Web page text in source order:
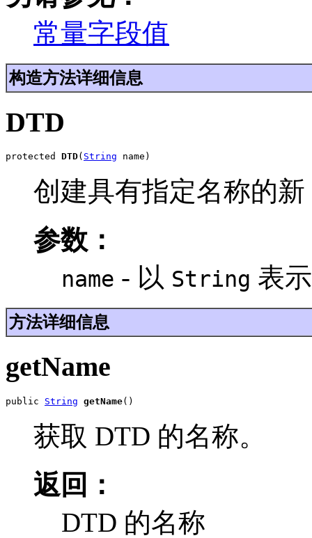
常量字段值
构造方法详细信息
DTD
protected DTD( String name)
创建具有指定名称的
参数：
name - 以 String 表
方法详细信息
getName
public String getName()
获取 DTD 的名称。
返回：
DTD 的名称